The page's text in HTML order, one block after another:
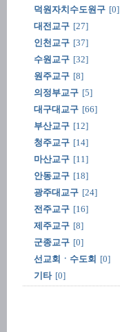
덕원자치수도원구 [0]
대전교구 [27]
인천교구 [37]
수원교구 [32]
원주교구 [8]
의정부교구 [5]
대구대교구 [66]
부산교구 [12]
청주교구 [14]
마산교구 [11]
안동교구 [18]
광주대교구 [24]
전주교구 [16]
제주교구 [8]
군종교구 [0]
선교회ㆍ수도회 [0]
기타 [0]